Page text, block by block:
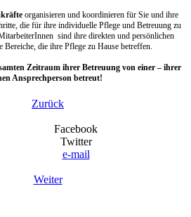
organisieren und koordinieren für Sie und ihre
die für ihre individuelle Pflege und Betreuung zu
sind ihre direkten und persönlichen
Bereiche, die ihre Pflege zu Hause betreffen.
Zeitraum ihrer Betreuung von einer – ihrer
Ansprechperson betreut!
Zurück
Facebook
Twitter
e-mail
Weiter